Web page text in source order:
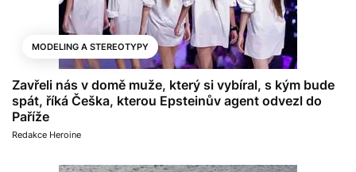
MODELING A STEREOTYPY
Zavřeli nás v domě muže, který si vybíral, s kým bude
spát, říká Češka, kterou Epsteinův agent odvezl do
Paříže
Redakce Heroine